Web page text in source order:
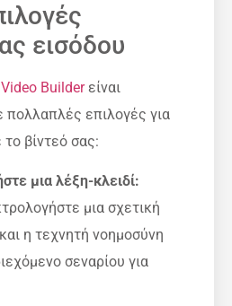
εισόδου
Builderείναι
επιλογές για
βίντεό σας:
μια λέξη-κλειδί:
μια σχετική
η τεχνητή νοημοσύνη
σεναρίου για